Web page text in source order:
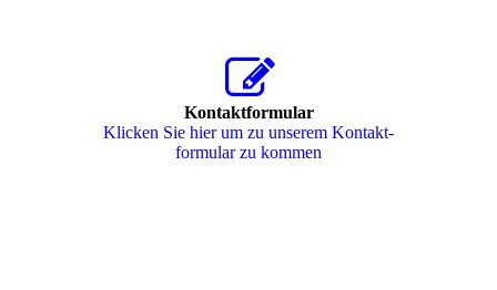
Kontaktformular
Klicken Sie hier um zu unserem Kon­takt­
for­mu­lar zu kommen